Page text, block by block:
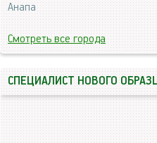
Анапа
Смотреть все города
СПЕЦИАЛИСТ НОВОГО